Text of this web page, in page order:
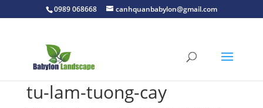
0989 068668 canhquanbabylon@gmail.com
tu-lam-tuong-cay